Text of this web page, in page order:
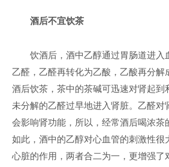
酒后不宜饮茶
饮酒后，酒中乙醇通过胃肠道进入
乙醛，乙醛再转化为乙酸，乙酸再分解
酒后饮茶，茶中的茶碱可迅速对肾起到
未分解的乙醛过早地进入肾脏。乙醛对
会影响肾功能，所以，经常酒后喝浓茶
如此，酒中的乙醇对心血管的刺激性很
心脏的作用，两者合二为一，更增强了